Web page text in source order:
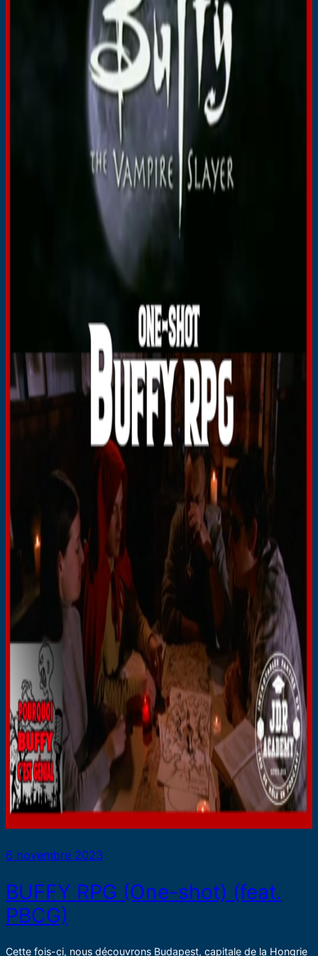
6 novembre 2023
BUFFY RPG (One-shot) (feat.
PBCG)
Cette fois-ci, nous découvrons Budapest, capitale de la Hongrie